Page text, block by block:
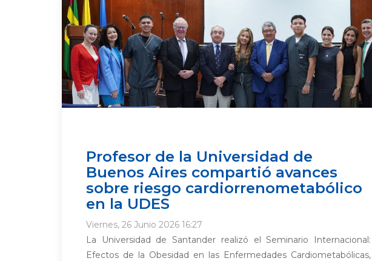
Profesor de la Universidad de
Buenos Aires compartió avances
sobre riesgo cardiorrenometabólico
en la UDES
Viernes, 26 Junio 2026 16:27
La Universidad de Santander realizó el Seminario Internacional:
Efectos de la Obesidad en las Enfermedades Cardiometabólicas,